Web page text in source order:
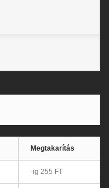
Megtakarítás
-ig 255 FT